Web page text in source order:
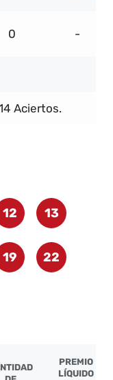
0 -
Aciertos.
12 13
19 22
PREMIO
LÍQUIDO